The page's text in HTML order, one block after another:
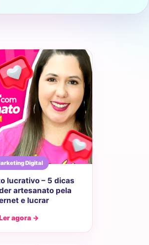
Digital
lucrativo – 5 dicas
artesanato pela
e lucrar
agora →